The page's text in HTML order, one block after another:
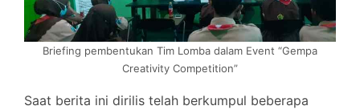
Briefing pembentukan Tim Lomba dalam Event “Gempa
Creativity Competition”
Saat berita ini dirilis telah berkumpul beberapa